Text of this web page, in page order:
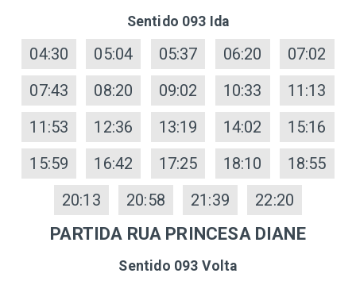
Sentido 093 Ida
04:30 05:04 05:37 06:20
07:02
07:43
08:20 09:02 10:33
11:13
11:53
12:36 13:19 14:02
15:16
15:59
16:42 17:25 18:10
18:55
20:13
20:58 21:39 22:20
PARTIDA RUA PRINCESA DIANE
Sentido 093 Volta